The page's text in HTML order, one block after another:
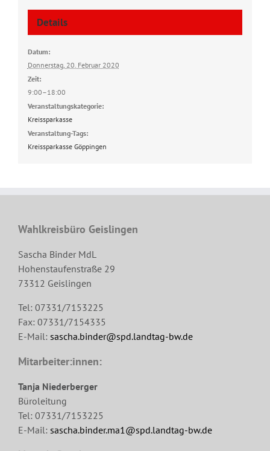
Details
Datum:
Donnerstag, 20. Februar 2020
Zeit:
9:00–18:00
Veranstaltungskategorie:
Kreissparkasse
Veranstaltung-Tags:
Kreissparkasse Göppingen
Wahlkreisbüro Geislingen
Sascha Binder MdL
Hohenstaufenstraße 29
73312 Geislingen
Tel: 07331/7153225
Fax: 07331/7154335
E-Mail: sascha.binder@spd.landtag-bw.de
Mitarbeiter:innen:
Tanja Niederberger
Büroleitung
Tel: 07331/7153225
E-Mail: sascha.binder.ma1@spd.landtag-bw.de